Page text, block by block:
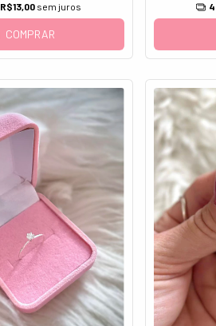
R$13,00 sem juros
COMPRAR
4